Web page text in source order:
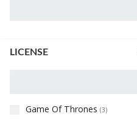
LICENSE
Game Of Thrones (3)